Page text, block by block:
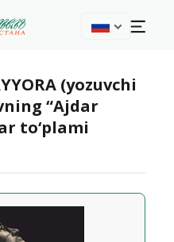
(yozuvchi
“Ajdar
to‘plami